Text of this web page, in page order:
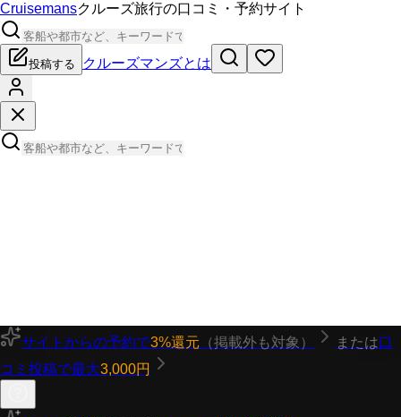
Cruisemansクルーズ旅行の口コミ・予約サイト
投稿する クルーズマンズとは
サイトからの予約で3%還元 （掲載外も対象） または口
コミ投稿で最大3,000円